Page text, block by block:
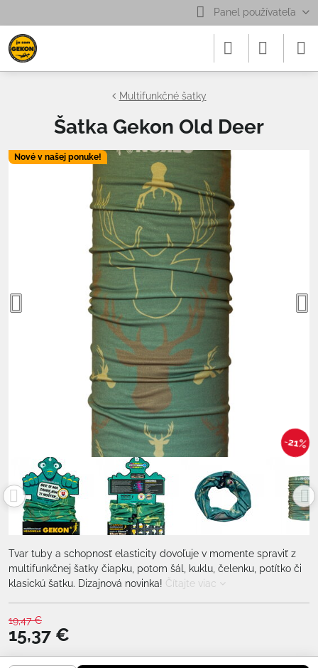
Panel používateľa
Nové v našej ponuke!
21%
Multifunkčné šatky
Šatka Gekon Old Deer
Tvar tuby a schopnosť elasticity dovoľuje v momente spraviť z
multifunkčnej šatky čiapku, potom šál, kuklu, čelenku, potítko či
klasickú šatku. Dizajnová novinka! Čítajte viac
19,47 €
15,37 €